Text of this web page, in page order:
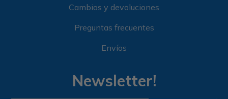
Cambios y devoluciones
Preguntas frecuentes
Envíos
Newsletter!